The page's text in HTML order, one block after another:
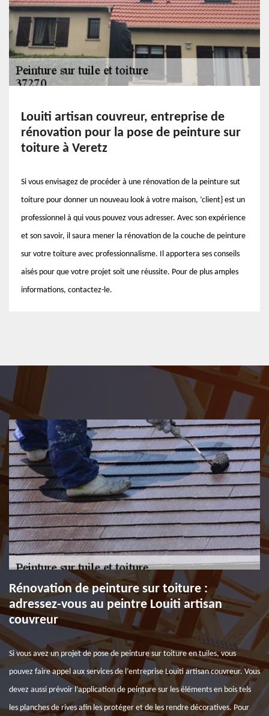
Louiti artisan couvreur, entreprise de
rénovation pour la pose de peinture sur
toiture à Veretz
Si vous envisagez de procéder à une rénovation de la peinture sut
toiture pour donner un nouveau look à votre maison, ‘client} est un
professionnel à qui vous pouvez vous adresser. Avec son expérience
et son savoir, il saura mener la rénovation de la couche de peinture
sur votre toiture avec professionnalisme. Il apportera ses conseils
aisés pour que votre projet soit une réussite. Pour de plus amples
informations, contactez-le.
Rénovation de peinture sur toiture :
adressez-vous au peintre Louiti artisan
couvreur
Si vous avez un projet de pose de peinture sur toiture en tuiles, vous
pouvez faire appel aux services de l’entreprise Louiti artisan couvreur. Vous
devez aussi prévoir l’application de peinture sur les éléments en bois tels
les planches de rives afin les protéger et de les rendre décoratives. Pour